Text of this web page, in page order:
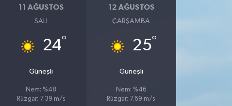
11 AĞUSTOS
SALI
24°
Güneşli
Nem: %48
Rüzgar: 7.39 m/s
12 AĞUSTOS
ÇARŞAMBA
25°
Güneşli
Nem: %46
Rüzgar: 7.69 m/s